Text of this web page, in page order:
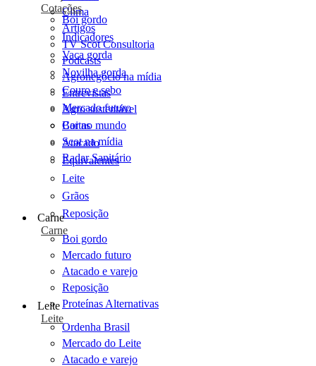
Clima
Artigos
TV Scot Consultoria
Podcasts
Agronegócio na mídia
Entrevistas
Agro sustentável
Cartas
Scot na mídia
Radar Sanitário
Cotações
Boi gordo
Indicadores
Vaca gorda
Novilha gorda
Couro e sebo
Mercado futuro
Boi no mundo
Atacado
Equivalentes
Leite
Grãos
Reposição
Carne
Carne
Boi gordo
Mercado futuro
Atacado e varejo
Reposição
Proteínas Alternativas
Leite
Leite
Ordenha Brasil
Mercado do Leite
Atacado e varejo